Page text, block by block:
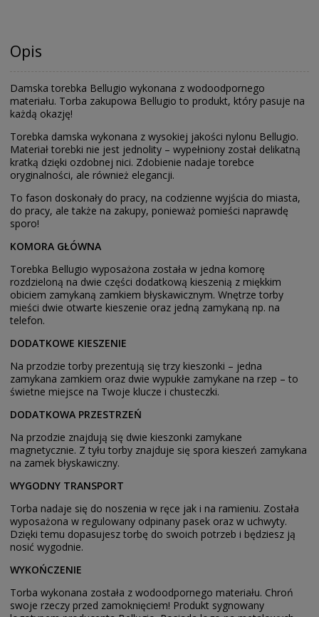
Opis
Damska torebka Bellugio wykonana z wodoodpornego
materiału. Torba zakupowa Bellugio to produkt, który pasuje na
każdą okazję!
Torebka damska wykonana z wysokiej jakości nylonu Bellugio.
Materiał torebki nie jest jednolity – wypełniony został delikatną
kratką dzięki ozdobnej nici. Zdobienie nadaje torebce
oryginalności, ale również elegancji.
To fason doskonały do pracy, na codzienne wyjścia do miasta,
do pracy, ale także na zakupy, ponieważ pomieści naprawdę
sporo!
KOMORA GŁÓWNA
Torebka Bellugio wyposażona została w jedna komorę
rozdzieloną na dwie części dodatkową kieszenią z miękkim
obiciem zamykaną zamkiem błyskawicznym. Wnętrze torby
mieści dwie otwarte kieszenie oraz jedną zamykaną np. na
telefon.
DODATKOWE KIESZENIE
Na przodzie torby prezentują się trzy kieszonki – jedna
zamykana zamkiem oraz dwie wypukłe zamykane na rzep – to
świetne miejsce na Twoje klucze i chusteczki.
DODATKOWA PRZESTRZEŃ
Na przodzie znajdują się dwie kieszonki zamykane
magnetycznie. Z tyłu torby znajduje się spora kieszeń zamykana
na zamek błyskawiczny.
WYGODNY TRANSPORT
Torba nadaje się do noszenia w ręce jak i na ramieniu. Została
wyposażona w regulowany odpinany pasek oraz w uchwyty.
Dzięki temu dopasujesz torbę do swoich potrzeb i będziesz ją
nosić wygodnie.
WYKOŃCZENIE
Torba wykonana została z wodoodpornego materiału. Chroń
swoje rzeczy przed zamoknięciem! Produkt sygnowany